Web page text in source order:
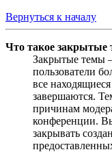
Вернуться к началу
Что такое закрытые
Закрытые темы
пользователи
все
завершаются.
причинам
конференции.
закрывать